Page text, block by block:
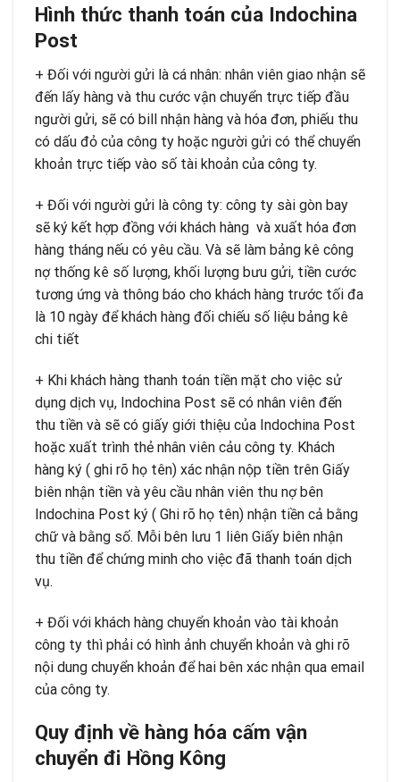
Hình thức thanh toán của Indochina
Post
+ Đối với người gửi là cá nhân: nhân viên giao nhận sẽ
đến lấy hàng và thu cước vận chuyển trực tiếp đầu
người gửi, sẽ có bill nhận hàng và hóa đơn, phiếu thu
có dấu đỏ của công ty hoặc người gửi có thể chuyển
khoản trực tiếp vào số tài khoản của công ty.
+ Đối với người gửi là công ty: công ty sài gòn bay
sẽ ký kết hợp đồng với khách hàng và xuất hóa đơn
hàng tháng nếu có yêu cầu. Và sẽ làm bảng kê công
nợ thống kê số lượng, khối lượng bưu gửi, tiền cước
tương ứng và thông báo cho khách hàng trước tối đa
là 10 ngày để khách hàng đối chiếu số liệu bảng kê
chi tiết
+ Khi khách hàng thanh toán tiền mặt cho việc sử
dụng dịch vụ, Indochina Post sẽ có nhân viên đến
thu tiền và sẽ có giấy giới thiệu của Indochina Post
hoặc xuất trình thẻ nhân viên cảu công ty. Khách
hàng ký ( ghi rõ họ tên) xác nhận nộp tiền trên Giấy
biên nhận tiền và yêu cầu nhân viên thu nợ bên
Indochina Post ký ( Ghi rõ họ tên) nhận tiền cả bằng
chữ và bằng số. Mỗi bên lưu 1 liên Giấy biên nhận
thu tiền để chứng minh cho việc đã thanh toán dịch
vụ.
+ Đối với khách hàng chuyển khoản vào tài khoản
công ty thì phải có hình ảnh chuyển khoản và ghi rõ
nội dung chuyển khoản để hai bên xác nhận qua email
của công ty.
Quy định về hàng hóa cấm vận
chuyển đi Hồng Kông